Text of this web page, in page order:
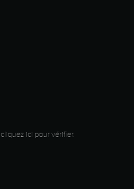
cliquez ici pour vérifier.